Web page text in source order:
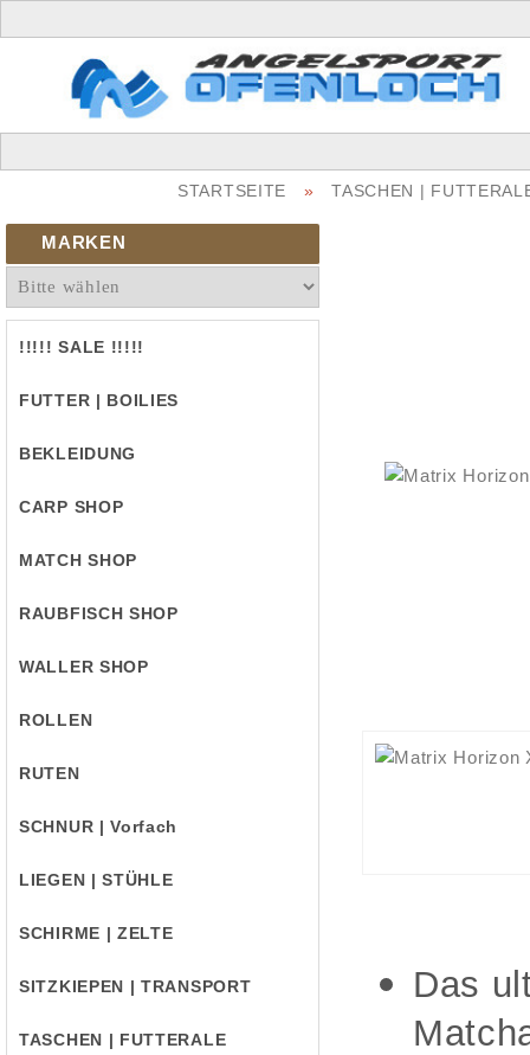
STARTSEITE » TASCHEN |
MARKEN
!!!!! SALE !!!!!
FUTTER | BOILIES
BEKLEIDUNG
CARP SHOP
MATCH SHOP
RAUBFISCH SHOP
WALLER SHOP
ROLLEN
RUTEN
SCHNUR | Vorfach
LIEGEN | STÜHLE
SCHIRME | ZELTE
SITZKIEPEN | TRANSPORT
TASCHEN | FUTTERALE
Das